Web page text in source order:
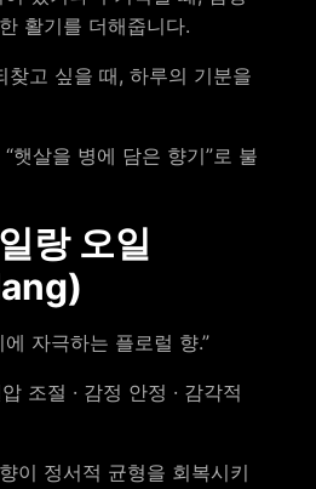
활기를 더해줍니다.
찾고 싶을 때, 하루의 기분을
햇살을 병에 담은 향기”로 불
랑 오일
자극하는 플로럴 향.”
조절 · 감정 안정 · 감각적
이 정서적 균형을 회복시키